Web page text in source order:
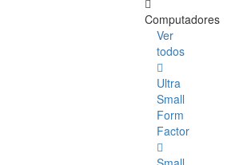
Computadores
Ver
todos
Ultra
Small
Form
Factor